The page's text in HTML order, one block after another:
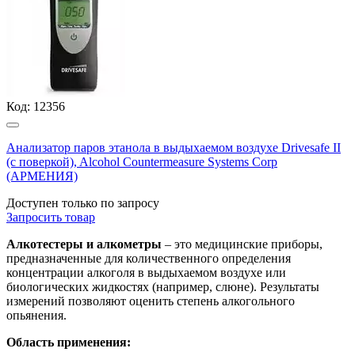
Код: 12356
Анализатор паров этанола в выдыхаемом воздухе Drivesafe II
(с поверкой), Alcohol Countermeasure Systems Corp
(АРМЕНИЯ)
Доступен только по запросу
Запросить товар
Алкотестеры и алкометры – это медицинские приборы,
предназначенные для количественного определения
концентрации алкоголя в выдыхаемом воздухе или
биологических жидкостях (например, слюне). Результаты
измерений позволяют оценить степень алкогольного
опьянения.
Область применения: